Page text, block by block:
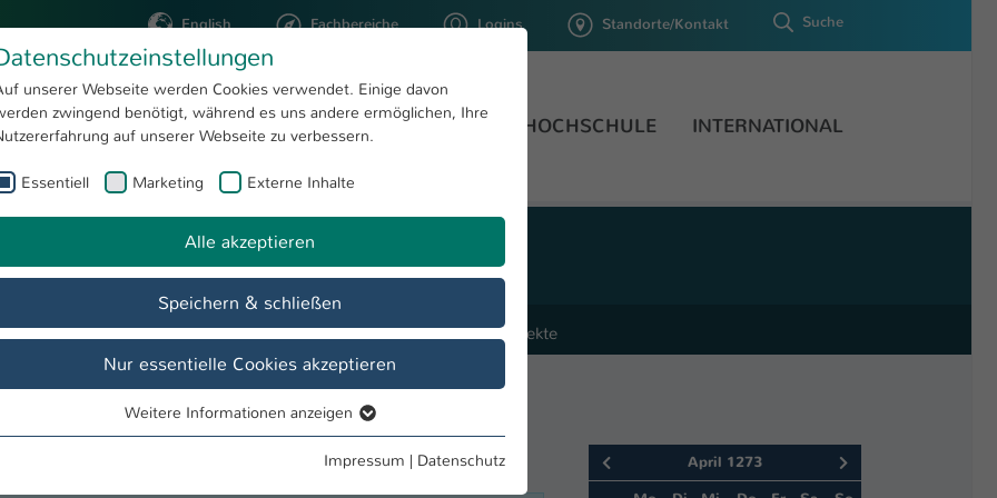
English Fachbereiche Logins Standorte/Kontakt Suche
STUDIUM FORSCHUNG HOCHSCHULE INTERNATIONAL
Life Cycle Veranstaltungen
Nach dem Studium Team Veranstaltungen FAQ Projekte
Life Cycle
April 1273
unserer Webseite werden Cookies verwendet. Einige davon
zwingend benötigt, während es uns andere ermöglichen, Ihre
auf unserer Webseite zu verbessern.
Essentiell Marketing Externe Inhalte
Alle akzeptieren
Speichern & schließen
Nur essentielle Cookies akzeptieren
Essentielle Cookies werden für grundlegende Funktionen der
Weitere Informationen anzeigen
Impressum | Datenschutz